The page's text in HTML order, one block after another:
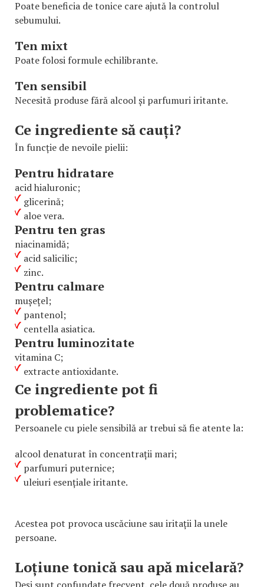
Poate beneficia de tonice care ajută la controlul
sebumului.
Ten mixt
Poate folosi formule echilibrante.
Ten sensibil
Necesită produse fără alcool și parfumuri iritante.
Ce ingrediente să cauți?
În funcție de nevoile pielii:
Pentru hidratare
acid hialuronic;
glicerină;
aloe vera.
Pentru ten gras
niacinamidă;
acid salicilic;
zinc.
Pentru calmare
mușețel;
pantenol;
centella asiatica.
Pentru luminozitate
vitamina C;
extracte antioxidante.
Ce ingrediente pot fi
problematice?
Persoanele cu piele sensibilă ar trebui să fie atente la:
alcool denaturat în concentrații mari;
parfumuri puternice;
uleiuri esențiale iritante.
Acestea pot provoca uscăciune sau iritații la unele
persoane.
Loțiune tonică sau apă micelară?
Deși sunt confundate frecvent, cele două produse au